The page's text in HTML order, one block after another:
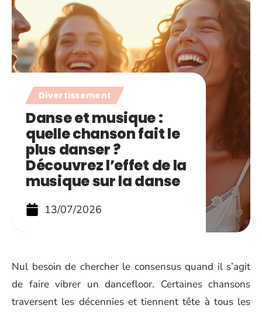
Divertissement
Danse et musique :
quelle chanson fait le
plus danser ?
Découvrez l’effet de la
musique sur la danse
13/07/2026
Nul besoin de chercher le consensus quand il s’agit
de faire vibrer un dancefloor. Certaines chansons
traversent les décennies et tiennent tête à tous les